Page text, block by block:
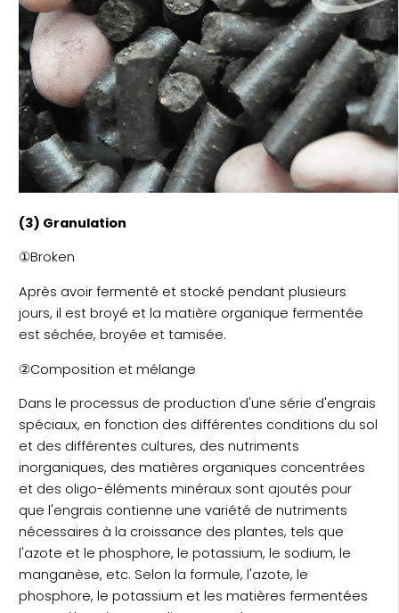
(3) Granulation
①Broken
Après avoir fermenté et stocké pendant plusieurs
jours, il est broyé et la matière organique fermentée
est séchée, broyée et tamisée.
②Composition et mélange
Dans le processus de production d'une série d'engrais
spéciaux, en fonction des différentes conditions du sol
et des différentes cultures, des nutriments
inorganiques, des matières organiques concentrées
et des oligo-éléments minéraux sont ajoutés pour
que l'engrais contienne une variété de nutriments
nécessaires à la croissance des plantes, tels que
l'azote et le phosphore, le potassium, le sodium, le
manganèse, etc. Selon la formule, l'azote, le
phosphore, le potassium et les matières fermentées